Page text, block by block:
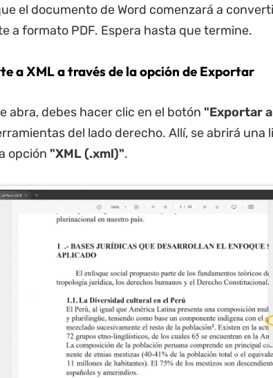
el documento de Word comenzará a
a formato PDF. Espera hasta que termine.
a XML a través de la opción de Exportar
abra, debes hacer clic en el botón "Exportar
del lado derecho. Allí, se abrirá una
opción "XML (.xml)".